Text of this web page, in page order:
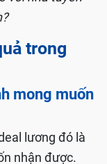
trong
mong muốn
lương đó là
nhận được.